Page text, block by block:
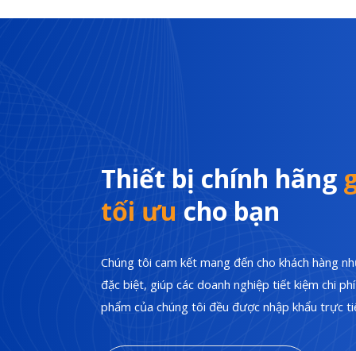
Thiết bị chính hãng
tối ưu cho bạn
Chúng tôi cam kết mang đến cho khách hàng
đặc biệt, giúp các doanh nghiệp tiết kiệm chi
phẩm của chúng tôi đều được nhập khẩu trực